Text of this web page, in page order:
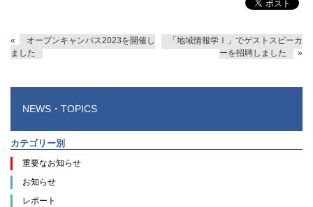
«
オープンキャンパス2023を開催し
ました
「地域情報学Ⅰ」でゲストスピーカ
ーを招聘しました
»
NEWS・TOPICS
カテゴリー別
重要なお知らせ
お知らせ
レポート